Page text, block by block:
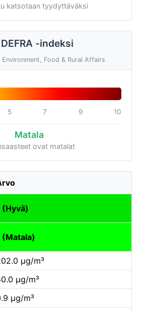
katsotaan tyydyttäväksi
-indeksi
Food & Rural Affairs
5 7 9 10
Matala
ovat matalat
(Hyvä)
(Matala)
µg/m³
µg/m³
µg/m³